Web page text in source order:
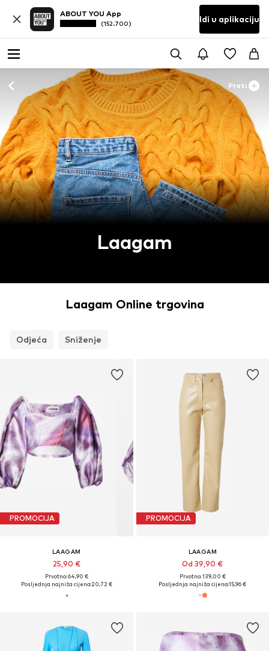
ABOUT YOU App
(152.700) Idi u aplikaciju
Prati
Laagam
Laagam Online trgovina
Odjeća Sniženje
PROMOCIJA
LAAGAM
25,90 €
Prvotno: 64,90 €
Posljednja najniža cijena:20,72 €
PROMOCIJA
LAAGAM
Od 39,90 €
Prvotno: 139,00 €
Posljednja najniža cijena:15,96 €